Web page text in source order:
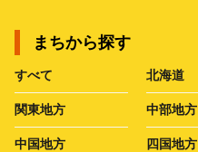
まちから探す
すべて 北海道
関東地方 中部地方
中国地方 四国地方